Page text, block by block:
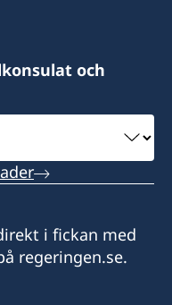
och
i fickan med
regeringen.se.